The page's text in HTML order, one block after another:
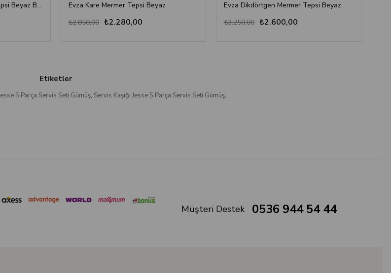
Evza Dikdörtgen Mermer Tepsi Beyaz Bronz Evza Kare Mermer Tepsi Beyaz
₺2.280,00
₺2.850,00
Evza Dikdörtgen Mermer Tepsi Beyaz
₺2.600,00
₺3.250,00
Etiketler
5 Parça Servis Seti Gümüş, Servis Kaşığı Jesse 5 Parça Servis Seti Gümüş,
Müşteri Destek 0536 944 54 44